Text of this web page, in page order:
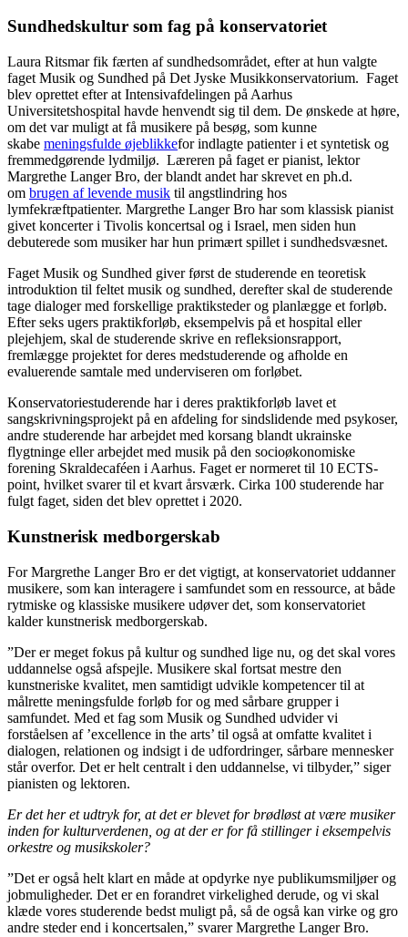
Sundhedskultur som fag på konservatoriet
Laura Ritsmar fik færten af sundhedsområdet, efter at hun valgte
faget Musik og Sundhed på Det Jyske Musikkonservatorium. Faget
blev oprettet efter at Intensivafdelingen på Aarhus
Universitetshospital havde henvendt sig til dem. De ønskede at høre,
om det var muligt at få musikere på besøg, som kunne
skabe meningsfulde øjeblikkefor indlagte patienter i et syntetisk og
fremmedgørende lydmiljø. Læreren på faget er pianist, lektor
Margrethe Langer Bro, der blandt andet har skrevet en ph.d.
om brugen af levende musik til angstlindring hos
lymfekræftpatienter. Margrethe Langer Bro har som klassisk pianist
givet koncerter i Tivolis koncertsal og i Israel, men siden hun
debuterede som musiker har hun primært spillet i sundhedsvæsnet.
Faget Musik og Sundhed giver først de studerende en teoretisk
introduktion til feltet musik og sundhed, derefter skal de studerende
tage dialoger med forskellige praktiksteder og planlægge et forløb.
Efter seks ugers praktikforløb, eksempelvis på et hospital eller
plejehjem, skal de studerende skrive en refleksionsrapport,
fremlægge projektet for deres medstuderende og afholde en
evaluerende samtale med underviseren om forløbet.
Konservatoriestuderende har i deres praktikforløb lavet et
sangskrivningsprojekt på en afdeling for sindslidende med psykoser,
andre studerende har arbejdet med korsang blandt ukrainske
flygtninge eller arbejdet med musik på den socioøkonomiske
forening Skraldecaféen i Aarhus. Faget er normeret til 10 ECTS-
point, hvilket svarer til et kvart årsværk. Cirka 100 studerende har
fulgt faget, siden det blev oprettet i 2020.
Kunstnerisk medborgerskab
For Margrethe Langer Bro er det vigtigt, at konservatoriet uddanner
musikere, som kan interagere i samfundet som en ressource, at både
rytmiske og klassiske musikere udøver det, som konservatoriet
kalder kunstnerisk medborgerskab.
”Der er meget fokus på kultur og sundhed lige nu, og det skal vores
uddannelse også afspejle. Musikere skal fortsat mestre den
kunstneriske kvalitet, men samtidigt udvikle kompetencer til at
målrette meningsfulde forløb for og med sårbare grupper i
samfundet. Med et fag som Musik og Sundhed udvider vi
forståelsen af ’excellence in the arts’ til også at omfatte kvalitet i
dialogen, relationen og indsigt i de udfordringer, sårbare mennesker
står overfor. Det er helt centralt i den uddannelse, vi tilbyder,” siger
pianisten og lektoren.
Er det her et udtryk for, at det er blevet for brødløst at være musiker
inden for kulturverdenen, og at der er for få stillinger i eksempelvis
orkestre og musikskoler?
”Det er også helt klart en måde at opdyrke nye publikumsmiljøer og
jobmuligheder. Det er en forandret virkelighed derude, og vi skal
klæde vores studerende bedst muligt på, så de også kan virke og gro
andre steder end i koncertsalen,” svarer Margrethe Langer Bro.